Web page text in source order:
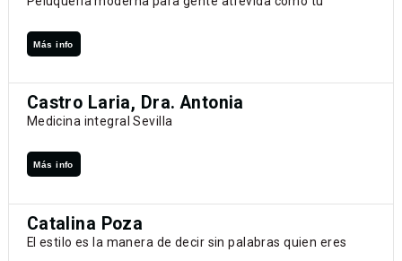
Más info
Castro Laria, Dra. Antonia
Medicina integral Sevilla
Más info
Catalina Poza
El estilo es la manera de decir sin palabras quien eres